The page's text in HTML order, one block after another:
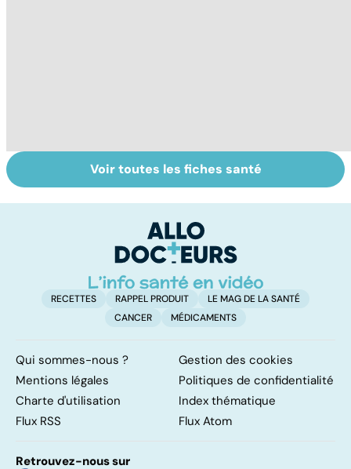
Alimentation :
mangeons-nous
Les féculents, un
carburant
pour l'organisme
Voir toutes les fiches santé
RECETTES RAPPEL PRODUIT
LE MAG DE LA SANTÉ
CANCER
MÉDICAMENTS
Qui sommes-nous ?
Gestion des cookies
Mentions légales
Politiques de confidentialité
Charte d'utilisation
Index thématique
Flux RSS
Flux Atom
Retrouvez-nous sur